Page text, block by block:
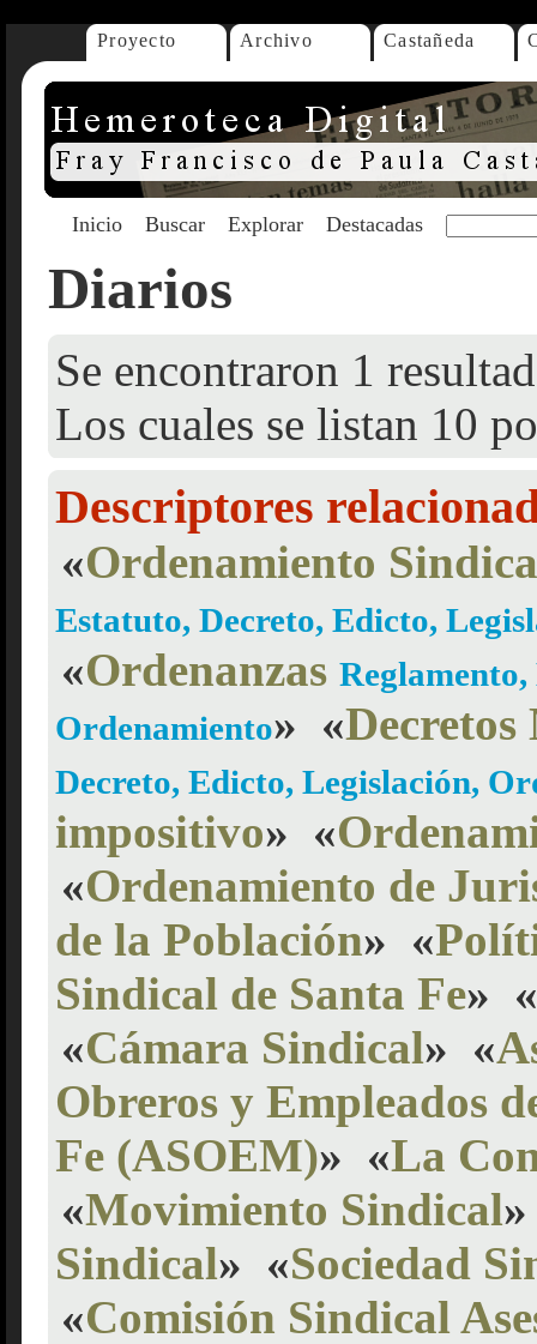
Proyecto Archivo Castañeda
Inicio Buscar Explorar Destacadas
Diarios
Se encontraron 1
Los cuales se listan 10
Descriptores
«Ordenamiento
Estatuto, Decreto, Edicto,
«Ordenanzas
Ordenamiento» «
Decreto, Edicto, Legislación,
impositivo» «
«Ordenamiento de
de la Población» «
Sindical de Santa Fe» «
«Cámara Sindical» «
Obreros y Empleados
Fe (ASOEM)» «La
«Movimiento Sindical»
Sindical» «Sociedad
«Comisión Sindical